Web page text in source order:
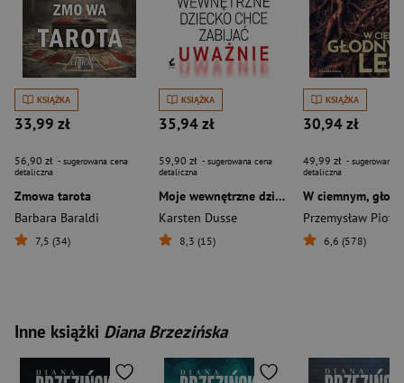
KSIĄŻKA
33,99 zł
56,90 zł - sugerowana cena
detaliczna
Zmowa tarota
Barbara Baraldi
7,5 (34)
KSIĄŻKA
35,94 zł
59,90 zł - sugerowana cena
detaliczna
Moje wewnętrzne dziecko chce zabijać uważnie
Karsten Dusse
8,3 (15)
KSIĄŻKA
30,94 zł
49,99 zł - sugerowana
detaliczna
Przemysław
6,6 (578)
Inne książki Diana Brzezińska